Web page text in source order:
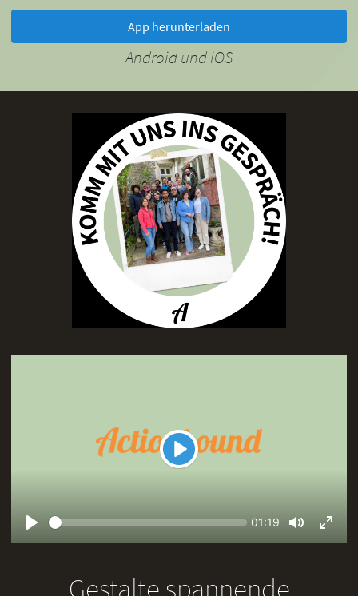
App herunterladen
Android und iOS
Play
Seek
Current
01:19
Mute
Gestalte spannende